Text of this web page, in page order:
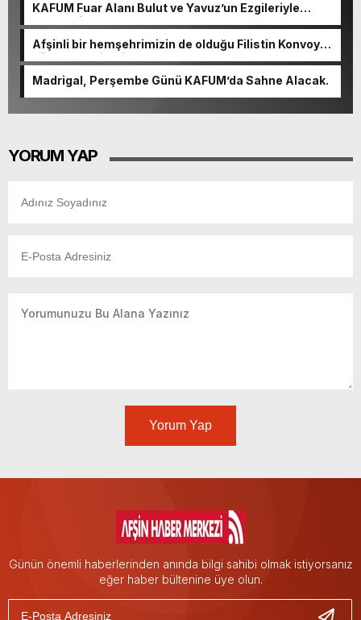
KAFUM Fuar Alanı Bulut ve Yavuz’un Ezgileriyle
Şenlendi.
Afşinli bir hemşehrimizin de olduğu Filistin Konvoyu,
güçlenerek ilerliyor.
Madrigal, Perşembe Günü KAFUM’da Sahne Alacak.
YORUM YAP
Yorum Yap
Günün önemli haberlerinden anında bilgi sahibi olmak istiyorsanız
eğer haber bültenine üye olun.